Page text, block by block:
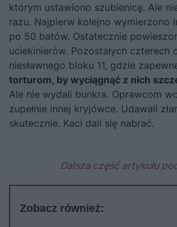
którym ustawiono szubienicę. Ale
razu. Najpierw kolejno wymierzono
po 50 batów. Ostatecznie
uciekinierów. Pozostałych czterech
niesławnego bloku 11, gdzie
torturom, by wyciągnąć z nich
Ale nie wydali bunkra. Oprawcom
zupełnie innej kryjówce. Udawali
skutecznie. Kaci dali się nabrać.
Dalsza część artykułu
Zobacz również: